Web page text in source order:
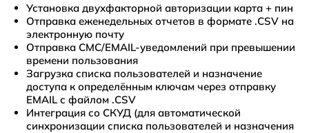
Установка двухфакторной авторизации карта + пин
Отправка еженедельных отчетов в формате .CSV на
электронную почту
Отправка СМС/EMAIL-уведомлений при превышении
времени пользования
Загрузка списка пользователей и назначение
доступа к определённым ключам через отправку
EMAIL с файлом .CSV
Интеграция со СКУД (для автоматической
синхронизации списка пользователей и назначения